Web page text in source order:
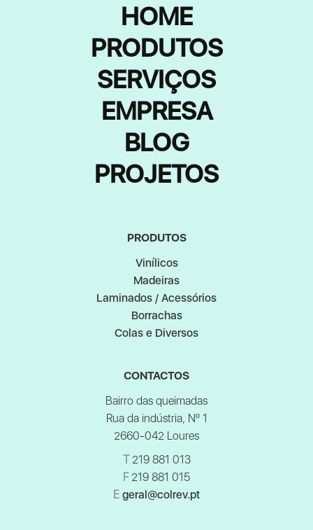
HOME
PRODUTOS
SERVIÇOS
EMPRESA
BLOG
PROJETOS
PRODUTOS
Vinílicos
Madeiras
Laminados / Acessórios
Borrachas
Colas e Diversos
CONTACTOS
Bairro das queimadas
Rua da indústria, Nº 1
2660-042 Loures
T219 881 013
F219 881 015
E geral@colrev.pt